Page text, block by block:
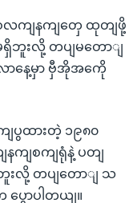
လကျနကျတှေ ထုတျဖို့
မရှိဘူးလို့ တပျမတောျ
လာနေ့မှာ ဗှီအိုအကေို
ပွထားတဲ့ ၁၉၈၀
ကျစကျရုံနဲ့ ပတျ
းလို့ တပျတောျ သ
ပွောပါတယျ။